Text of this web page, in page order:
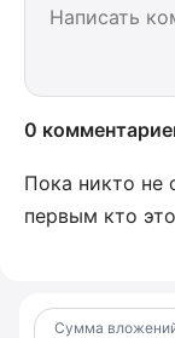
0
Пока никто не
первым кто
Сумма